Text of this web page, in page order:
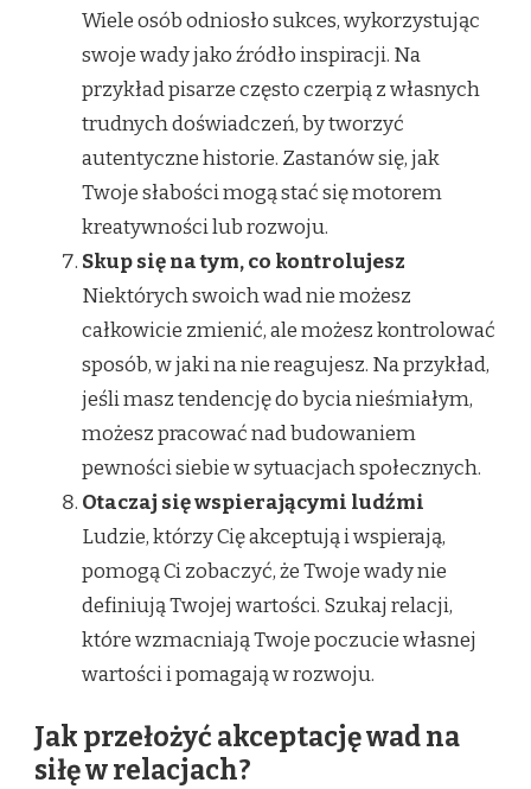
Wiele osób odniosło sukces, wykorzystując
swoje wady jako źródło inspiracji. Na
przykład pisarze często czerpią z własnych
trudnych doświadczeń, by tworzyć
autentyczne historie. Zastanów się, jak
Twoje słabości mogą stać się motorem
kreatywności lub rozwoju.
Skup się na tym, co kontrolujesz
Niektórych swoich wad nie możesz
całkowicie zmienić, ale możesz kontrolować
sposób, w jaki na nie reagujesz. Na przykład,
jeśli masz tendencję do bycia nieśmiałym,
możesz pracować nad budowaniem
pewności siebie w sytuacjach społecznych.
Otaczaj się wspierającymi ludźmi
Ludzie, którzy Cię akceptują i wspierają,
pomogą Ci zobaczyć, że Twoje wady nie
definiują Twojej wartości. Szukaj relacji,
które wzmacniają Twoje poczucie własnej
wartości i pomagają w rozwoju.
Jak przełożyć akceptację wad na
siłę w relacjach?